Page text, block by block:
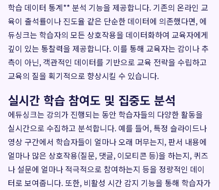
학습 데이터 통계** 분석 기능을 제공합니다. 기존의 온라인 교
육이 출석률이나 진도율 같은 단순한 데이터에 의존했다면, 에
듀싱크는 학습자의 모든 상호작용을 데이터화하여 교육자에게
깊이 있는 통찰력을 제공합니다. 이를 통해 교육자는 감이나 추
측이 아닌, 객관적인 데이터를 기반으로 교육 전략을 수립하고
교육의 질을 획기적으로 향상시킬 수 있습니다.
실시간 학습 참여도 및 집중도 분석
에듀싱크는 강의가 진행되는 동안 학습자들의 다양한 활동을
실시간으로 수집하고 분석합니다. 예를 들어, 특정 슬라이드나
영상 구간에서 학습자들이 얼마나 오래 머무는지, 판서 내용에
얼마나 많은 상호작용(질문, 댓글, 이모티콘 등)을 하는지, 퀴즈
나 설문에 얼마나 적극적으로 참여하는지 등을 정량적인 데이
터로 보여줍니다. 또한, 비활성 시간 감지 기능을 통해 학습자가